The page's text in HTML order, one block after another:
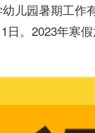
儿园暑期工作
。2023年寒